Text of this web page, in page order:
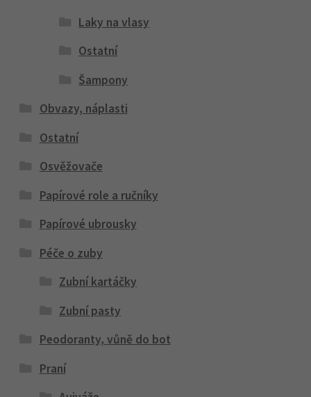
Laky na vlasy
Ostatní
Šampony
Obvazy, náplasti
Ostatní
Osvěžovače
Papírové role a ručníky
Papírové ubrousky
Péče o zuby
Zubní kartáčky
Zubní pasty
Peodoranty, vůně do bot
Praní